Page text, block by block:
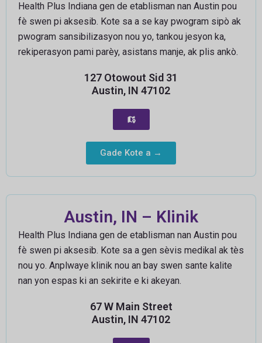
Health Plus Indiana gen de etablisman nan Austin pou
fè swen pi aksesib. Kote sa a se kay pwogram sipò ak
pwogram sansibilizasyon nou yo, tankou jesyon ka,
rekiperasyon pami parèy, asistans manje, ak plis ankò.
127 Otowout Sid 31
Austin, IN 47102
Gade Kote a →
Austin, IN – Klinik
Health Plus Indiana gen de etablisman nan Austin pou
fè swen pi aksesib. Kote sa a gen sèvis medikal ak tès
nou yo. Anplwaye klinik nou an bay swen sante kalite
nan yon espas ki an sekirite e ki akeyan.
67 W Main Street
Austin, IN 47102